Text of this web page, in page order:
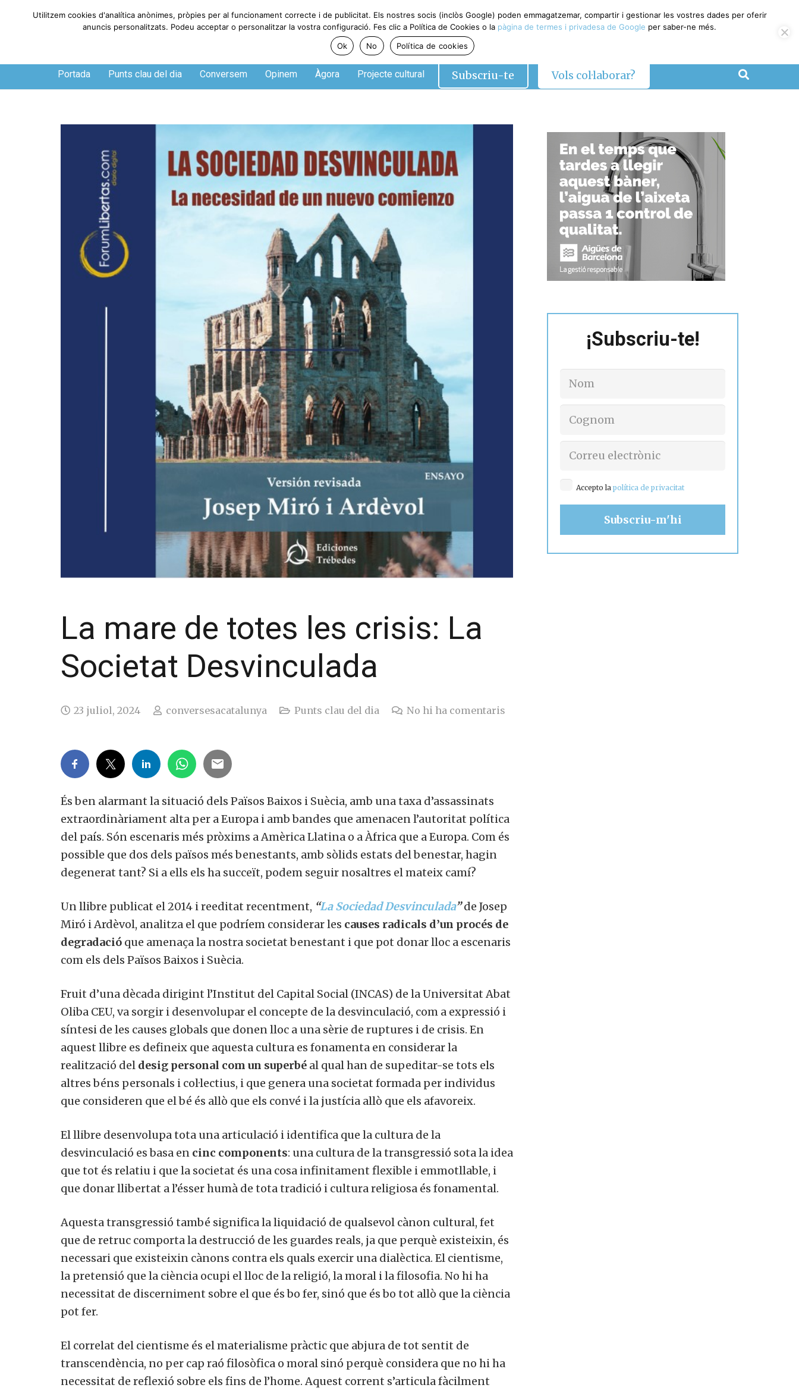
Dissabte, 8 de agosto de 2026
Portada Punts clau del dia Conversem Opinem Àgora Projecte cultural Subscriu-te Vols col·laborar?
La mare de totes les crisis: La
Societat Desvinculada
23 juliol, 2024 conversesacatalunya Punts clau del dia No hi ha comentaris
És ben alarmant la situació dels Països Baixos i Suècia, amb una taxa d’assassinats
extraordinàriament alta per a Europa i amb bandes que amenacen l’autoritat política
del país. Són escenaris més pròxims a Amèrica Llatina o a Àfrica que a Europa. Com és
possible que dos dels països més benestants, amb sòlids estats del benestar, hagin
degenerat tant? Si a ells els ha succeït, podem seguir nosaltres el mateix camí?
Un llibre publicat el 2014 i reeditat recentment,“ La Sociedad Desvinculada”de Josep
Miró i Ardèvol, analitza el que podríem considerar lescauses radicals d’un procés de
degradacióque amenaça la nostra societat benestant i que pot donar lloc a escenaris
com els dels Països Baixos i Suècia.
Fruit d’una dècada dirigint l’Institut del Capital Social (INCAS) de la Universitat Abat
Oliba CEU, va sorgir i desenvolupar el concepte de la desvinculació, com a expressió i
síntesi de les causes globals que donen lloc a una sèrie de ruptures i de crisis. En
aquest llibre es defineix que aquesta cultura es fonamenta en considerar la
realització deldesig personal com un superbéal qual han de supeditar-se tots els
altres béns personals i col·lectius, i que genera una societat formada per individus
que consideren que el bé és allò que els convé i la justícia allò que els afavoreix.
El llibre desenvolupa tota una articulació i identifica que la cultura de la
desvinculació es basa encinc components: una cultura de la transgressió sota la idea
que tot és relatiu i que la societat és una cosa infinitament flexible i emmotllable, i
que donar llibertat a l’ésser humà de tota tradició i cultura religiosa és fonamental.
Aquesta transgressió també significa la liquidació de qualsevol cànon cultural, fet
que de retruc comporta la destrucció de les guardes reals, ja que perquè existeixin, és
necessari que existeixin cànons contra els quals exercir una dialèctica. El cientisme,
la pretensió que la ciència ocupi el lloc de la religió, la moral i la filosofia. No hi ha
necessitat de discerniment sobre el que és bo fer, sinó que és bo tot allò que la ciència
pot fer.
El correlat del cientisme és el materialisme pràctic que abjura de tot sentit de
transcendència, no per cap raó filosòfica o moral sinó perquè considera que no hi ha
necessitat de reflexió sobre els fins de l’home. Aquest corrent s’articula fàcilment
¡Subscriu-te!
Accepto lapolítica de privacitat
Vols col·laborar a Converses a Catalunya?
membre actiu de la nostra comunitat.
Utilitzem cookies d'analítica anònimes, pròpies per al funcionament correcte i de publicitat. Els nostres socis (inclòs Google) poden emmagatzemar, compartir i gestionar les vostres dades per oferir
anuncis personalitzats. Podeu acceptar o personalitzar la vostra configuració. Fes clic a Política de Cookies o lapàgina de termes i privadesa de Googleper saber-ne més.
Ok
No Política de cookies